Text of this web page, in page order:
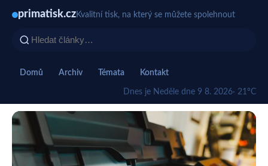
primatisk.czKvalitní tisk, na který se můžete spolehnout
Domů Archiv Témata Kontakt
Dnes je Neděle dne 9 8. 2026· 21°C